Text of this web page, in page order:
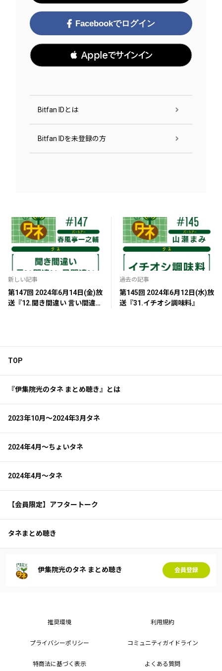
Facebookでログイン
 Appleでサインイン
Bitfan IDとは
Bitfan IDを未登録の方
新しい記事
第147回 2024年6月14日(金)放
送『12.聞き間違い 言い間違い
過去の記事
第145回 2024年6月12日(水)放
送『31.イチオシ調味料』
TOP
『伊集院光のタネ まとめ聴き』とは
2023年10月～2024年3月タネ
2024年4月～ちょいタネ
2024年4月～タネ
【会員限定】アフタートーク
タネまとめ聴き
伊集院光のタネ まとめ聴き 会員登録
推奨環境 利用規約
プライバシーポリシー コミュニティガイドライン
特商法に基づく表示 よくある質問